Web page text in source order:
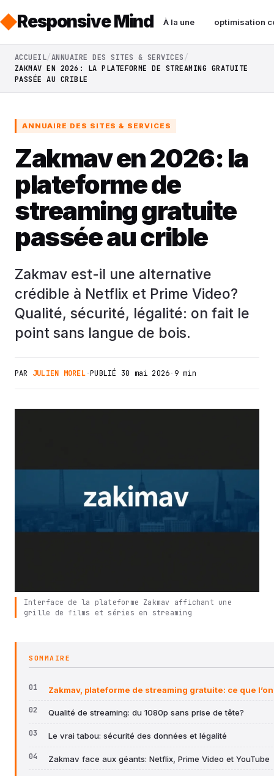
Responsive Mind À la une optimisation
ACCUEIL ANNUAIRE DES SITES & SERVICES
ZAKMAV EN 2026: LA PLATEFORME DE STREAMING GRATUITE
PASSÉE AU CRIBLE
ANNUAIRE DES SITES & SERVICES
Zakmav en 2026: la
plateforme de
streaming gratuite
passée au crible
Zakmav est-il une alternative
crédible à Netflix et Prime Video?
Qualité, sécurité, légalité: on fait le
point sans langue de bois.
PAR JULIEN MOREL·PUBLIÉ 30 mai 2026· 9 min
Interface de la plateforme Zakmav affichant une
grille de films et séries en streaming
SOMMAIRE
Zakmav, plateforme de streaming gratuite: ce que
Qualité de streaming: du 1080p sans prise de tête?
Le vrai tabou: sécurité des données et légalité
Zakmav face aux géants: Netflix, Prime Video et YouTube